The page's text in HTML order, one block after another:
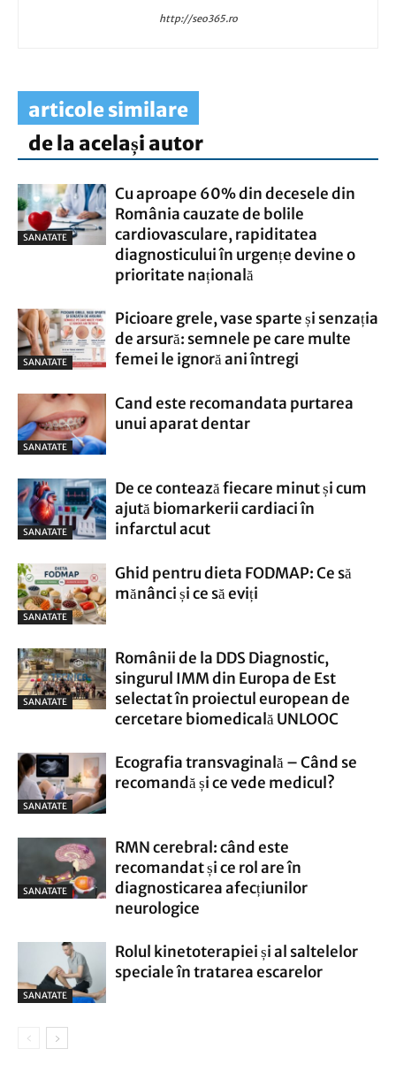
http://seo365.ro
articole similare
de la același autor
SANATATE
Cu aproape 60% din decesele din
România cauzate de bolile
cardiovasculare, rapiditatea
diagnosticului în urgențe devine o
prioritate națională
SANATATE
Picioare grele, vase sparte și senzația
de arsură: semnele pe care multe
femei le ignoră ani întregi
SANATATE
Cand este recomandata purtarea
unui aparat dentar
SANATATE
De ce contează fiecare minut și cum
ajută biomarkerii cardiaci în
infarctul acut
SANATATE
Ghid pentru dieta FODMAP: Ce să
mănânci și ce să eviți
SANATATE
Românii de la DDS Diagnostic,
singurul IMM din Europa de Est
selectat în proiectul european de
cercetare biomedicală UNLOOC
SANATATE
Ecografia transvaginală – Când se
recomandă și ce vede medicul?
SANATATE
RMN cerebral: când este
recomandat și ce rol are în
diagnosticarea afecțiunilor
neurologice
SANATATE
Rolul kinetoterapiei și al saltelelor
speciale în tratarea escarelor